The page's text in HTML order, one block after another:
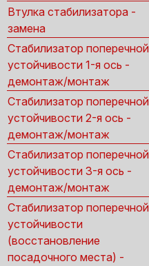
Втулка стабилизатора -
замена
Стабилизатор поперечной
устойчивости 1-я ось -
демонтаж/монтаж
Стабилизатор поперечной
устойчивости 2-я ось -
демонтаж/монтаж
Стабилизатор поперечной
устойчивости 3-я ось -
демонтаж/монтаж
Стабилизатор поперечной
устойчивости
(восстановление
посадочного места) -